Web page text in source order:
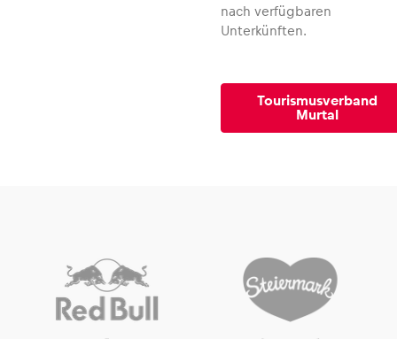
nach verfügbaren
Unterkünften.
Tourismusverband
Murtal